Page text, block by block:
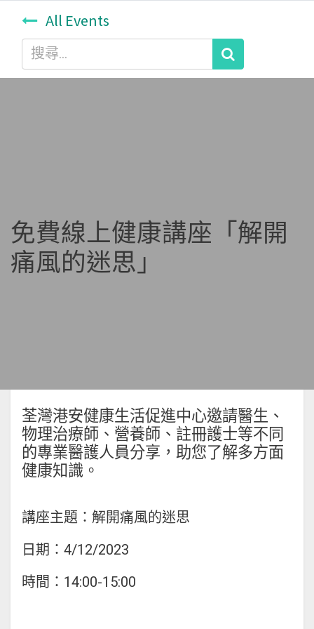
All Events
免費線上健康講座「解開
痛風的迷思」
荃灣港安健康生活促進中心邀請醫生、
物理治療師、營養師、註冊護士等不同
的專業醫護人員分享，助您了解多方面
健康知識。
講座主題：解開痛風的迷思
日期：4/12/2023
時間：14:00-15:00